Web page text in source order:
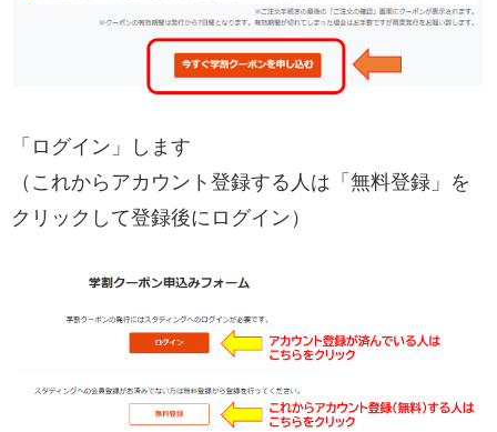
「ログイン」します
（これからアカウント登録する人は「無料登録」を
クリックして登録後にログイン）